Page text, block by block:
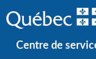
Centre de
NOS ÉCOLES
JE CHERCHE